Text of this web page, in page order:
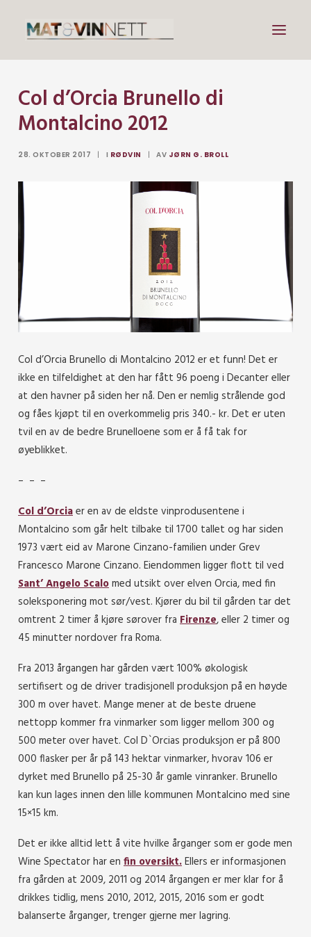
Mat
Drikke
Col d’Orcia Brunello di
Montalcino 2012
28. OKTOBER 2017 | I RØDVIN | AV JØRN G. BROLL
Col d’Orcia Brunello di Montalcino 2012 er et funn! Det er
ikke en tilfeldighet at den har fått 96 poeng i Decanter eller
at den havner på siden her nå. Den er nemlig strålende god
og fåes kjøpt til en overkommelig pris 340.- kr. Det er uten
tvil en av de bedre Brunelloene som er å få tak for
øyeblikket.
– – –
Col d’Orciaer en av de eldste vinprodusentene i
Montalcino som går helt tilbake til 1700 tallet og har siden
1973 vært eid av Marone Cinzano-familien under Grev
Francesco Marone Cinzano. Eiendommen ligger flott til ved
Sant’ Angelo Scalomed utsikt over elven Orcia, med fin
soleksponering mot sør/vest. Kjører du bil til gården tar det
omtrent 2 timer å kjøre sørover fra Firenze, eller 2 timer og
45 minutter nordover fra Roma.
Fra 2013 årgangen har gården vært 100% økologisk
sertifisert og de driver tradisjonell produksjon på en høyde
300 m over havet. Mange mener at de beste druene
nettopp kommer fra vinmarker som ligger mellom 300 og
500 meter over havet. Col D`Orcias produksjon er på 800
000 flasker per år på 143 hektar vinmarker, hvorav 106 er
dyrket med Brunello på 25-30 år gamle vinranker. Brunello
kan kun lages innen den lille kommunen Montalcino med sine
15×15 km.
Det er ikke alltid lett å vite hvilke årganger som er gode men
Wine Spectator har en fin oversikt.Ellers er informasjonen
fra gården at 2009, 2011 og 2014 årgangen er mer klar for å
drikkes tidlig, mens 2010, 2012, 2015, 2016 som er godt
balanserte årganger, trenger gjerne mer lagring.